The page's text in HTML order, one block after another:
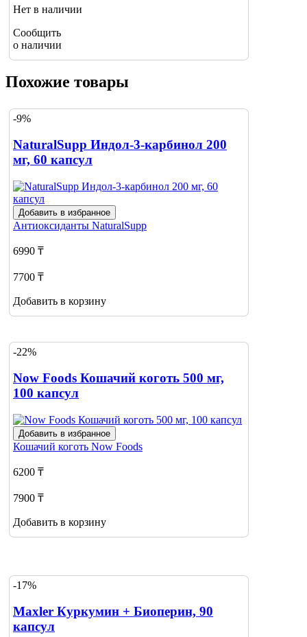
Нет в наличии
Сообщить
о наличии
Похожие товары
-9%
NaturalSupp Индол-3-карбинол 200
мг, 60 капсул
Добавить в избранное
Антиоксиданты NaturalSupp
6990 ₸
7700 ₸
Добавить в корзину
-22%
Now Foods Кошачий коготь 500 мг,
100 капсул
Добавить в избранное
Кошачий коготь Now Foods
6200 ₸
7900 ₸
Добавить в корзину
-17%
Maxler Куркумин + Биоперин, 90
капсул